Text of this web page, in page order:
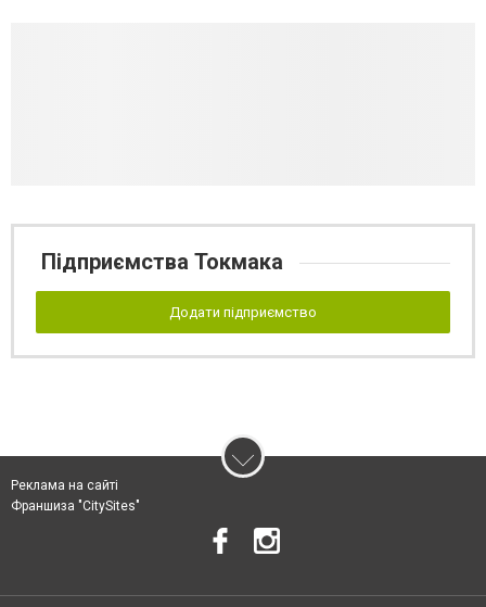
Підприємства Токмака
Додати підприємство
Реклама на сайті
Франшиза "CitySites"